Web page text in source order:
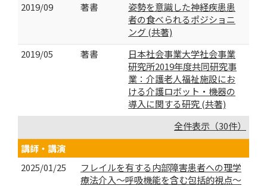
2019/09
著書
姿勢を意識した神経疾患患
者の食べられるポジショニ
ング (共著)
2019/05
著書
日本社会事業大学社会事業
研究所2019年度共同研究事
業：介護老人福祉施設にお
ける介護ロボット・機器の
導入に関する研究 (共著)
全件表示（30件）
講師・講演
2025/01/25
フレイルを有する内部障害患者への理学
療法介入～呼吸機能を含む包括的視点～